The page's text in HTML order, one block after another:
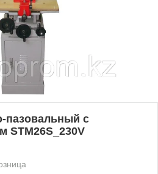
пазовальный с
STM26S_230V